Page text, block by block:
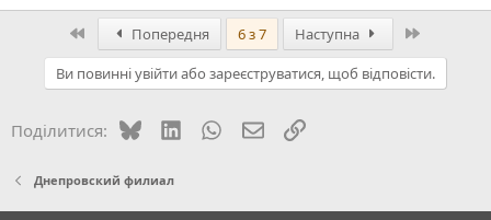
ПершийПопередня 6 з 7 Наступна
Ви повинні увійти або зареєструватися, щоб відповісти.
Поділитися: BlueskyLinkedInWhatsApp
E-mailПосилання
Днепровский филиал